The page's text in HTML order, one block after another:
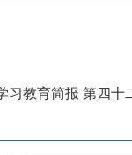
习教育简报 第四十